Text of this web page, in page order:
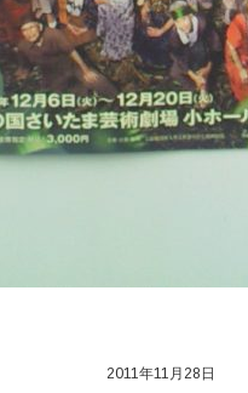
2011年11月28日